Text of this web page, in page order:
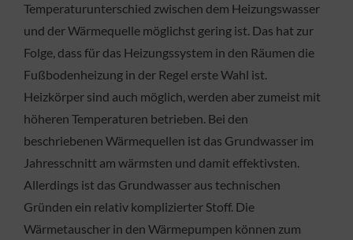
Temperaturunterschied zwischen dem Heizungswasser
und der Wärmequelle möglichst gering ist. Das hat zur
Folge, dass für das Heizungssystem in den Räumen die
Fußbodenheizung in der Regel erste Wahl ist.
Heizkörper sind auch möglich, werden aber zumeist mit
höheren Temperaturen betrieben. Bei den
beschriebenen Wärmequellen ist das Grundwasser im
Jahresschnitt am wärmsten und damit effektivsten.
Allerdings ist das Grundwasser aus technischen
Gründen ein relativ komplizierter Stoff. Die
Wärmetauscher in den Wärmepumpen können zum